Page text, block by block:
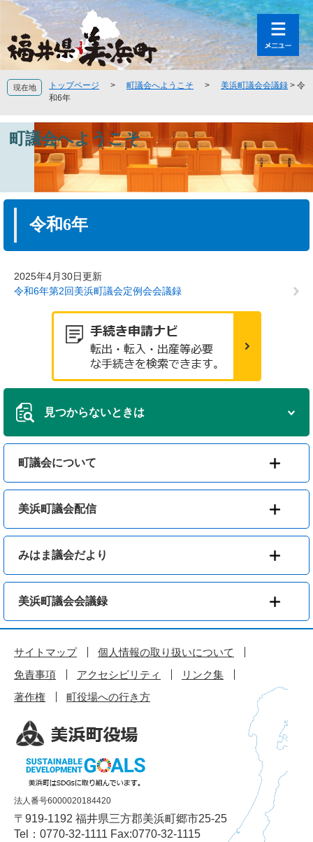
の
頭
で
。
ー
飛
ば
て
現在地 トップページ > 町議会へようこそ > 美浜町議会会議録 > 令
和6年
町議会へようこそ
令和6年
2025年4月30日更新
令和6年第2回美浜町議会定例会会議録
見つからないときは
町議会について
美浜町議会配信
みはま議会だより
美浜町議会会議録
サイトマップ
個人情報の取り扱いについて
免責事項
アクセシビリティ
リンク集
著作権
町役場への行き方
法人番号6000020184420
〒919-1192 福井県三方郡美浜町郷市25-25
Tel：0770-32-1111 Fax:0770-32-1115